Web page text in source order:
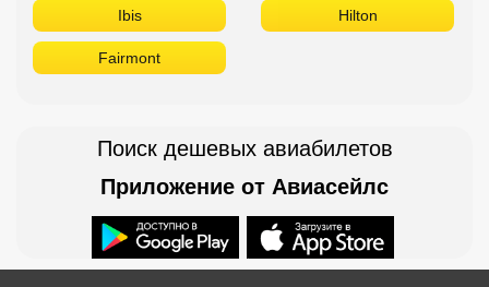
Ibis Hilton
Fairmont
Поиск дешевых авиабилетов
Приложение от Авиасейлс